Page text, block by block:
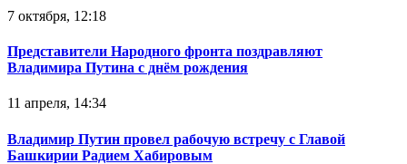
7 октября, 12:18
Представители Народного фронта поздравляют
Владимира Путина с днём рождения
11 апреля, 14:34
Владимир Путин провел рабочую встречу с Главой
Башкирии Радием Хабировым